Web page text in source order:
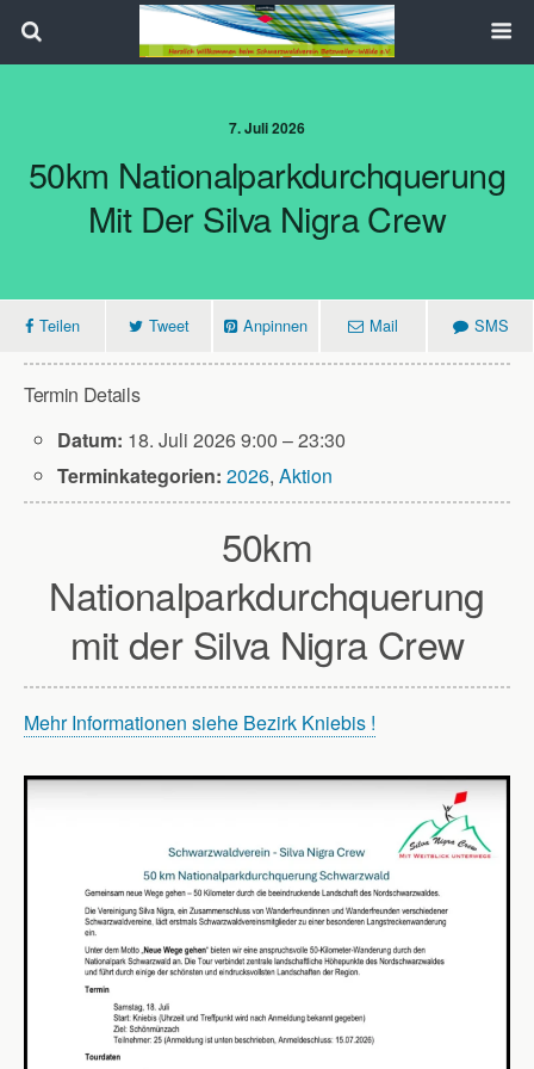
7. Juli 2026
50km Nationalparkdurchquerung
Mit Der Silva Nigra Crew
Teilen Tweet Anpinnen Mail SMS
Termin Details
Datum: 18. Juli 2026 9:00 –23:30
Terminkategorien: 2026,Aktion
50km
Nationalparkdurchquerung
mit der Silva Nigra Crew
Mehr Informationen siehe Bezirk Kniebis !